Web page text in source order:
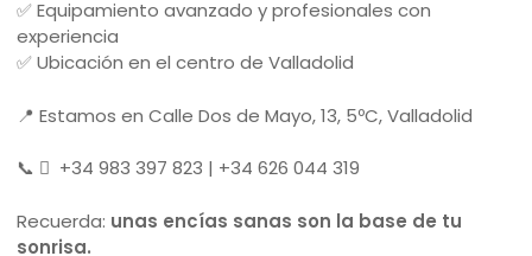
✅ Equipamiento avanzado y profesionales con
experiencia
✅ Ubicación en el centro de Valladolid
📍 Estamos en Calle Dos de Mayo, 13, 5ºC, Valladolid
📞 +34 983 397 823 | +34 626 044 319
Recuerda: unas encías sanas son la base de tu
sonrisa.